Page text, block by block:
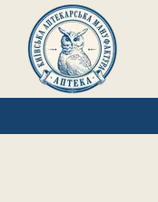
Перейти до основного